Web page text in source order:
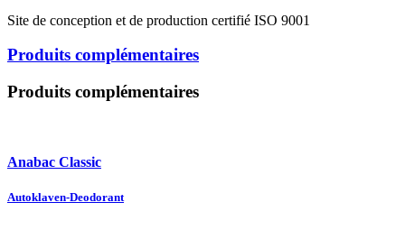
Site de conception et de production certifié ISO 9001
Produits complémentaires
Produits complémentaires
Anabac Classic
Autoklaven-Deodorant